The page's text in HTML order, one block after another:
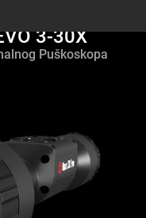
3-30X
Puškoskopa